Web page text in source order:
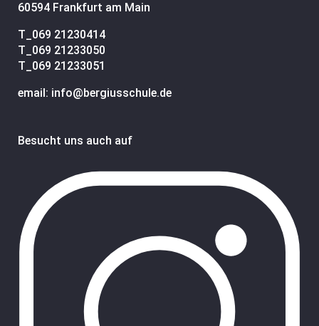
60594 Frankfurt am Main
T_ 069 21230414
T_ 069 21233050
T_ 069 21233051
email: info@bergiusschule.de
Besucht uns auch auf